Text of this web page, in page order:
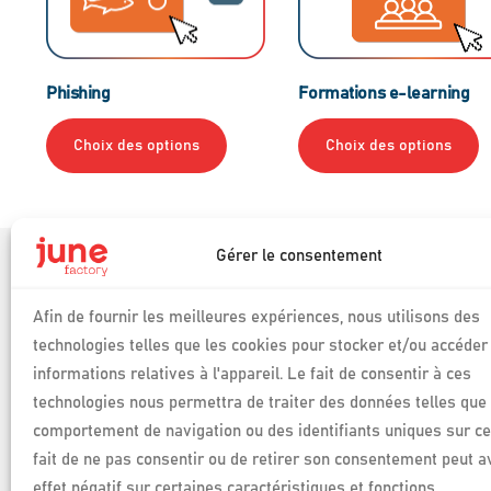
Gérer le consentement
Afin de fournir les meilleures expériences, nous utilisons des
technologies telles que les cookies pour stocker et/ou accéder
informations relatives à l'appareil. Le fait de consentir à ces
technologies nous permettra de traiter des données telles que
comportement de navigation ou des identifiants uniques sur
fait de ne pas consentir ou de retirer son consentement peut
Phishing
Choix des options
Formations e-learning
Choix des options
Logiciels de pilotage
des conformités et des
compétences
Phosforea
Connexion
Phosforea
Connexion
Auditool